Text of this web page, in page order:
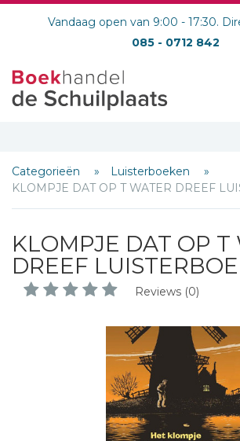
Vandaag open van 9:00 - 17:30.
085 - 0712 842
Categorieën
Luisterboeken
KLOMPJE DAT OP T WATER DREEF
KLOMPJE DAT OP T
DREEF
Reviews (0)
Schrijf hieronder je review!
Naam *
E-mail *
Titel *